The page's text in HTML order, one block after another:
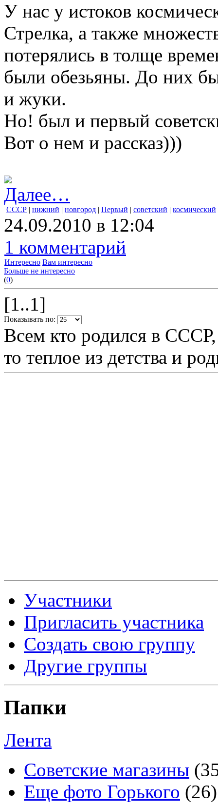
У нас у истоков
Стрелка, а также
потерялись в толще
были обезьяны. До них
и жуки.
Но! был и первый
Вот о нем и рассказ)))
Далее…
СССР | нижний | новгород | Первый | советский | космический
24.09.2010 в 12:04
1 комментарий
Интересно Вам интересно
Больше не интересно
(0)
[1..1]
Показывать по:
Всем кто родился в
то теплое из детства и
Участники
Пригласить участника
Создать свою группу
Другие группы
Папки
Лента
Советские магазины
Еще фото Горького (26)